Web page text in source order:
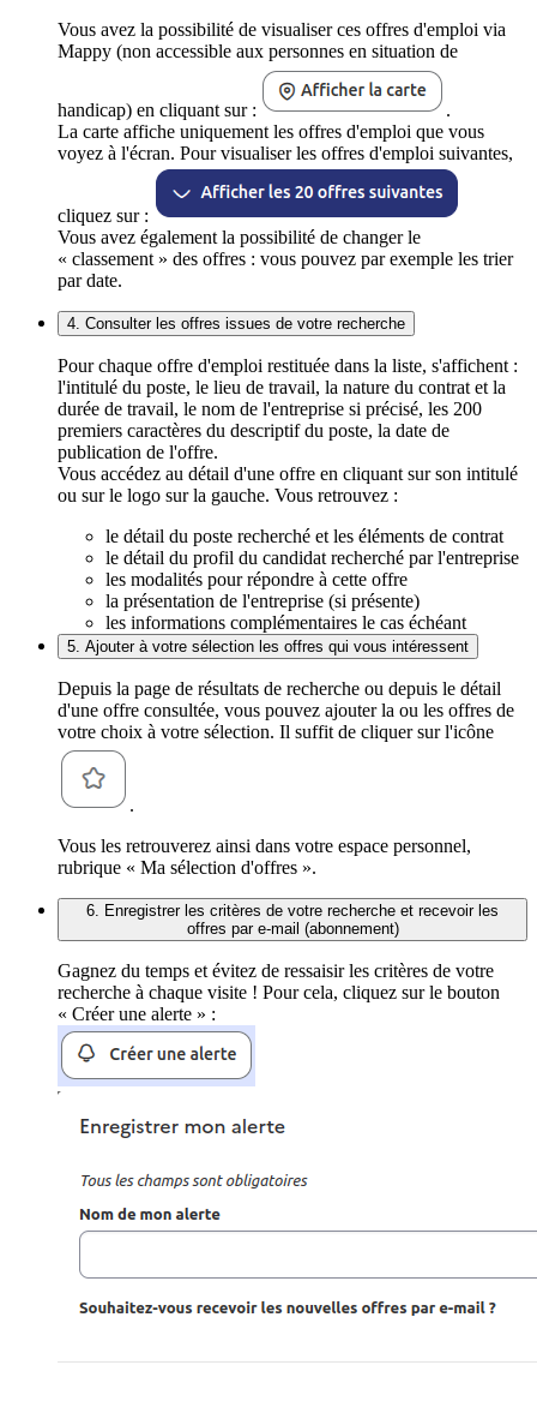
Vous avez la possibilité de visualiser ces offres d'emploi via
Mappy (non accessible aux personnes en situation de
handicap) en cliquant sur :
.
La carte affiche uniquement les offres d'emploi que vous
voyez à l'écran. Pour visualiser les offres d'emploi suivantes,
cliquez sur :
Vous avez également la possibilité de changer le
« classement » des offres : vous pouvez par exemple les trier
par date.
4. Consulter les offres issues de votre recherche
Pour chaque offre d'emploi restituée dans la liste, s'affichent :
l'intitulé du poste, le lieu de travail, la nature du contrat et la
durée de travail, le nom de l'entreprise si précisé, les 200
premiers caractères du descriptif du poste, la date de
publication de l'offre.
Vous accédez au détail d'une offre en cliquant sur son intitulé
ou sur le logo sur la gauche. Vous retrouvez :
le détail du poste recherché et les éléments de contrat
le détail du profil du candidat recherché par l'entreprise
les modalités pour répondre à cette offre
la présentation de l'entreprise (si présente)
les informations complémentaires le cas échéant
5. Ajouter à votre sélection les offres qui vous intéressent
Depuis la page de résultats de recherche ou depuis le détail
d'une offre consultée, vous pouvez ajouter la ou les offres de
votre choix à votre sélection. Il suffit de cliquer sur l'icône
.
Vous les retrouverez ainsi dans votre espace personnel,
rubrique « Ma sélection d'offres ».
6. Enregistrer les critères de votre recherche et recevoir les
offres par e-mail (abonnement)
Gagnez du temps et évitez de ressaisir les critères de votre
recherche à chaque visite ! Pour cela, cliquez sur le bouton
« Créer une alerte » :